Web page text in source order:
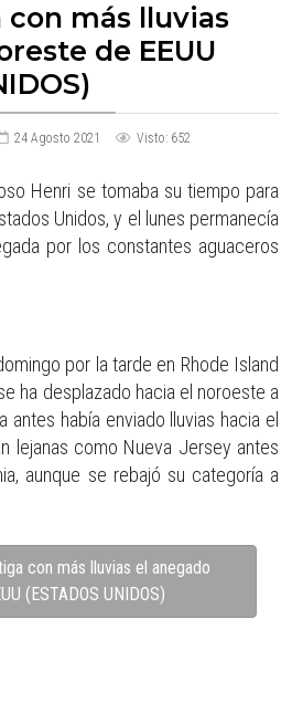
más lluvias
de EEUU
24 Agosto 2021 Visto: 652
Henri se tomaba su tiempo para
Unidos, y el lunes permanecía
por los constantes aguaceros
por la tarde en Rhode Island
ha desplazado hacia el noroeste a
antes había enviado lluvias hacia el
lejanas como Nueva Jersey antes
aunque se rebajó su categoría a
con más lluvias el anegado
(ESTADOS UNIDOS)